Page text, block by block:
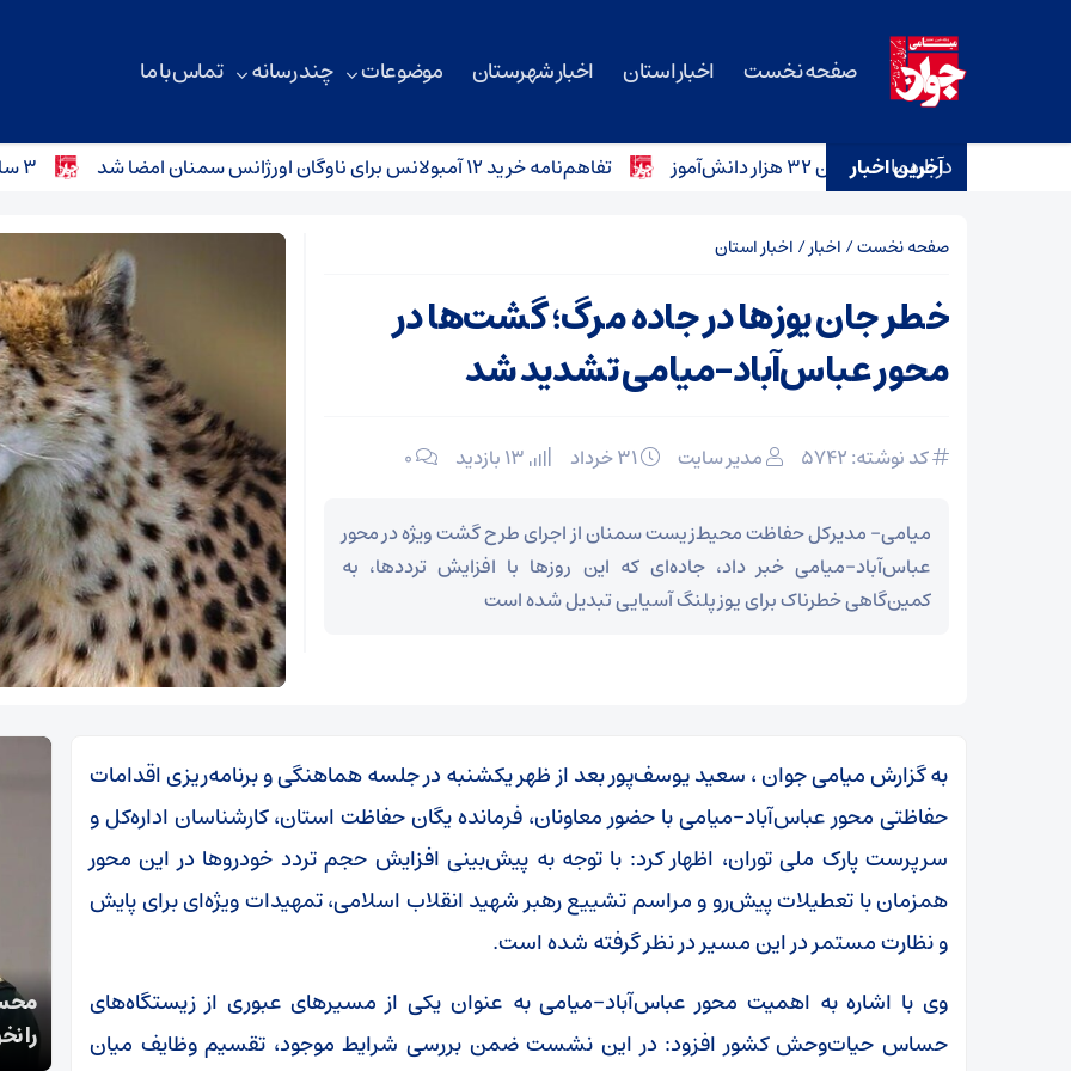
صفحه نخست اخبار استان اخبار شهرستان موضوعات چند رسانه تماس با ما
درباره ما
آخرین اخبار تفاهم‌نامه خرید ۱۲ آمبولانس برای ناوگان اورژانس سمنان امضا شد ۳ سانحه رانندگی در محورهای استان سمنان؛ کودک ۴ ساله جان باخت
صفحه نخست/ اخبار/ اخبار استان
خطر جان یوزها در جاده مرگ؛ گشت‌ها در
محور عباس‌آباد–میامی تشدید شد
کد نوشته: 5742 مدیر سایت ۰
میامی- مدیرکل حفاظت محیط‌زیست سمنان از اجرای طرح گشت ویژه در محور
عباس‌آباد–میامی خبر داد، جاده‌ای که این روزها با افزایش ترددها، به
کمین‌گاهی خطرناک برای یوزپلنگ آسیایی تبدیل شده است
به گزارش میامی جوان ، سعید یوسف‌پور بعد از ظهر یکشنبه در جلسه هماهنگی و برنامه‌ریزی اقدامات
حفاظتی محور عباس‌آباد–میامی با حضور معاونان، فرمانده یگان حفاظت استان، کارشناسان اداره‌کل و
سرپرست پارک ملی توران، اظهار کرد: با توجه به پیش‌بینی افزایش حجم تردد خودروها در این محور
همزمان با تعطیلات پیش‌رو و مراسم تشییع رهبر شهید انقلاب اسلامی، تمهیدات ویژه‌ای برای پایش
و نظارت مستمر در این مسیر در نظر گرفته شده است.
وی با اشاره به اهمیت محور عباس‌آباد–میامی به عنوان یکی از مسیرهای عبوری از زیستگاه‌های
حساس حیات‌وحش کشور افزود: در این نشست ضمن بررسی شرایط موجود، تقسیم وظایف میان
عراقچی در پیامی درگذشت ابوالقاسم قاسم‌زاده را
تسلیت گفت
قالیباف: انتشار اخبار جعلی توسط ترامپ یک
استراتژی شکست خورده است
را